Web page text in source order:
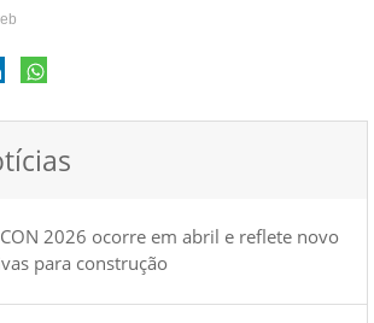
2026 ocorre em abril e reflete novo
para construção